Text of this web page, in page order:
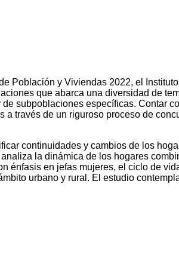
Población y Viviendas 2022, el
que abarca una diversidad de
subpoblaciones específicas. Contar
través de un riguroso proceso de
continuidades y cambios de los
la dinámica de los hogares
énfasis en jefas mujeres, el ciclo de
urbano y rural. El estudio